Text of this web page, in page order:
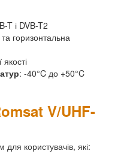
T і DVB-T2
горизонтальна
: -40°C до +50°C
V/UHF-
користувачів, які: